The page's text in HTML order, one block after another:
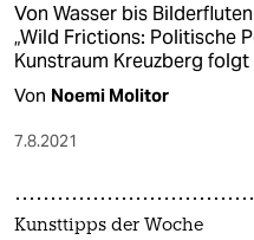
Von Wasser bis
„Wild Frictions: Politische
Kunstraum Kreuzberg
Von Noemi Molitor
7.8.2021
Kunsttipps der Woche